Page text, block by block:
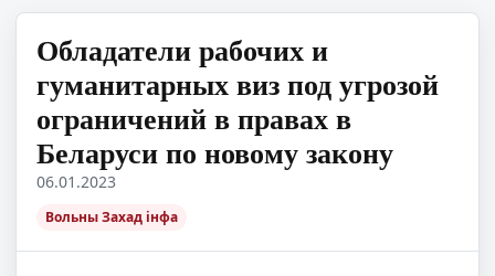
Обладатели рабочих и
гуманитарных виз под угрозой
ограничений в правах в
Беларуси по новому закону
06.01.2023
Вольны Захад інфа